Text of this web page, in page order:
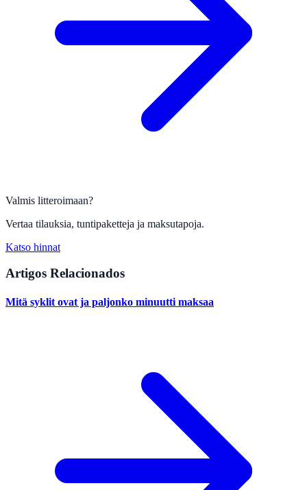
Valmis litteroimaan?
Vertaa tilauksia, tuntipaketteja ja maksutapoja.
Katso hinnat
Artigos Relacionados
Mitä syklit ovat ja paljonko minuutti maksaa